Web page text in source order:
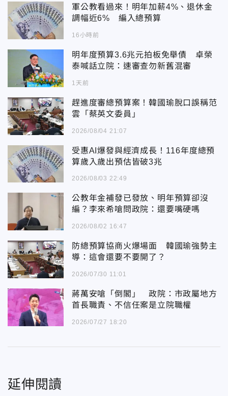
軍公教看過來！明年加薪4%、退休金
調幅近6% 編入總預算
16小時前
明年度預算3.6兆元拍板免舉債 卓榮
泰喊話立院：速審查勿新舊混審
1天前
趕進度審總預算案！韓國瑜脫口誤稱范
雲「蔡英文委員」
2026/08/04 21:07
受惠AI爆發與經濟成長！116年度總預
算歲入歲出預估皆破3兆
2026/08/03 22:49
公教年金補發已發放、明年預算卻沒
編？李來希嗆問政院：還要嘴硬嗎
2026/08/02 16:47
防總預算協商火爆場面 韓國瑜強勢主
導：這會還要不要開了？
2026/07/30 11:01
蔣萬安嗆「倒閣」 政院：市政屬地方
首長職責、不信任案是立院職權
2026/07/27 18:20
延伸閱讀